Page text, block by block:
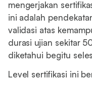
mengerjakan
ini adalah
validasi atas
durasi ujian sekitar
diketahui begitu
Level sertifikasi ini